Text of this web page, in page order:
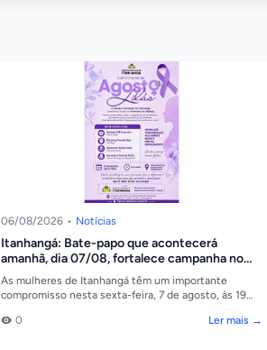
06/08/2026 • Notícias
Itanhangá: Bate-papo que acontecerá
amanhã, dia 07/08, fortalece campanha no
combate a violência contra a mulher
As mulheres de Itanhangá têm um importante
compromisso nesta sexta-feira, 7 de agosto, às 19
bate-p...
0 Ler mais →